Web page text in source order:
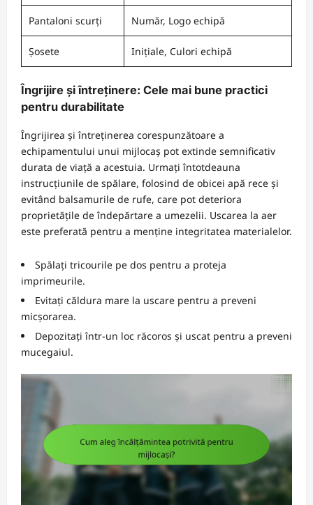
Pantaloni scurți Număr, Logo echipă
Șosete Inițiale, Culori echipă
Îngrijire și întreținere: Cele mai bune practici
pentru durabilitate
Îngrijirea și întreținerea corespunzătoare a
echipamentului unui mijlocaș pot extinde semnificativ
durata de viață a acestuia. Urmați întotdeauna
instrucțiunile de spălare, folosind de obicei apă rece și
evitând balsamurile de rufe, care pot deteriora
proprietățile de îndepărtare a umezelii. Uscarea la aer
este preferată pentru a menține integritatea materialelor.
Spălați tricourile pe dos pentru a proteja
imprimeurile.
Evitați căldura mare la uscare pentru a preveni
micșorarea.
Depozitați într-un loc răcoros și uscat pentru a preveni
mucegaiul.